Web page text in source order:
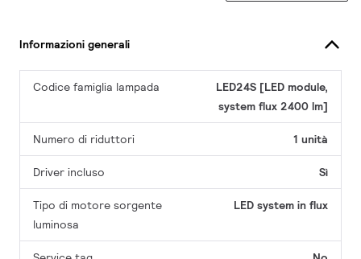
Informazioni generali
Codice famiglia lampada
LED24S [LED module,
system flux 2400 lm]
Numero di riduttori 1 unità
Driver incluso Sì
Tipo di motore sorgente
luminosa
LED system in flux